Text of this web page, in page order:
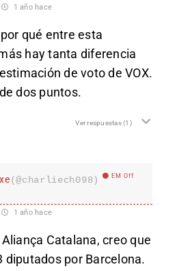
1 año hace
qué entre esta
hay tanta diferencia
de voto de VOX.
dos puntos.
Ver respuestas(1)
(@charliech098) EM Off
1 año hace
Catalana, creo que
diputados por Barcelona.